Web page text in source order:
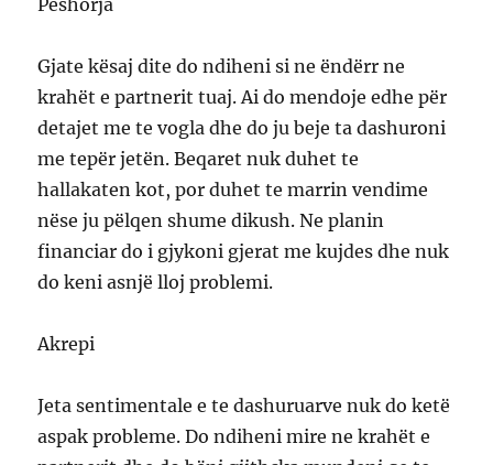
Peshorja
Gjate kësaj dite do ndiheni si ne ëndërr ne
krahët e partnerit tuaj. Ai do mendoje edhe për
detajet me te vogla dhe do ju beje ta dashuroni
me tepër jetën. Beqaret nuk duhet te
hallakaten kot, por duhet te marrin vendime
nëse ju pëlqen shume dikush. Ne planin
financiar do i gjykoni gjerat me kujdes dhe nuk
do keni asnjë lloj problemi.
Akrepi
Jeta sentimentale e te dashuruarve nuk do ketë
aspak probleme. Do ndiheni mire ne krahët e